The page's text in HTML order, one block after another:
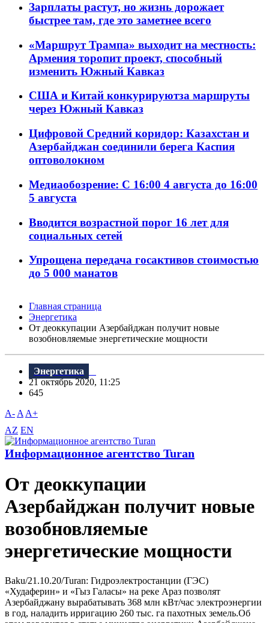
Зарплаты растут, но жизнь дорожает
быстрее там, где это заметнее всего
«Маршрут Трампа» выходит на местность:
Армения торопит проект, способный
изменить Южный Кавказ
США и Китай конкурируютза маршруты
через Южный Кавказ
Цифровой Средний коридор: Казахстан и
Азербайджан соединили берега Каспия
оптоволокном
Медиаобозрение: С 16:00 4 августа до 16:00
5 августа
Вводится возрастной порог 16 лет для
социальных сетей
Упрощена передача госактивов стоимостью
до 5 000 манатов
Главная страница
Энергетика
От деоккупации Азербайджан получит новые
возобновляемые энергетические мощности
Энергетика
21 октябрь 2020, 11:25
645
A- A A+
AZ EN
Информационное агентство Turan
От деоккупации
Азербайджан получит новые
возобновляемые
энергетические мощности
Baku/21.10.20/Turan: Гидроэлектростанции (ГЭС)
«Худаферин» и «Гыз Галасы» на реке Араз позволят
Азербайджану вырабатывать 368 млн кВт/час электроэнергии
в год, наладить ирригацию 260 тыс. га пахотных земель.Об